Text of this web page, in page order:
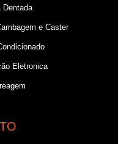
Dentada
e Caster
Eletronica